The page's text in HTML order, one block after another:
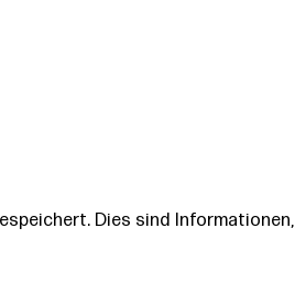
Dies sind